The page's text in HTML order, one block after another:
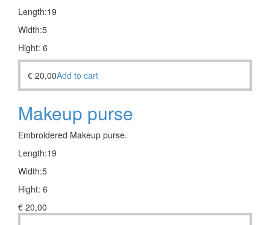
Length:19
Width:5
Hight: 6
€ 20,00Add to cart
Makeup purse
Embroidered Makeup purse.
Length:19
Width:5
Hight: 6
€ 20,00